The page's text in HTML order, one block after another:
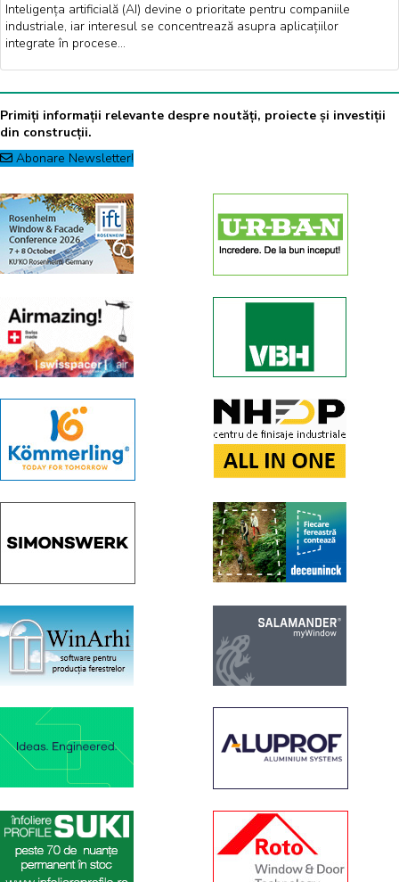
Inteligența artificială (AI) devine o prioritate pentru companiile
industriale, iar interesul se concentrează asupra aplicațiilor
integrate în procese…
Primiți informații relevante despre noutăți, proiecte și investiții
din construcții.
Abonare Newsletter!